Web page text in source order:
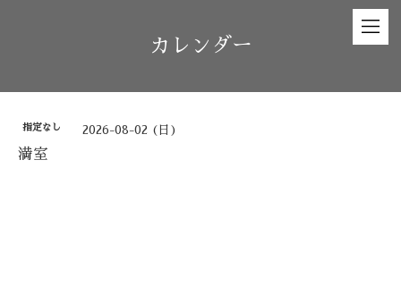
カレンダー
指定なし 2026-08-02 (日)
満室